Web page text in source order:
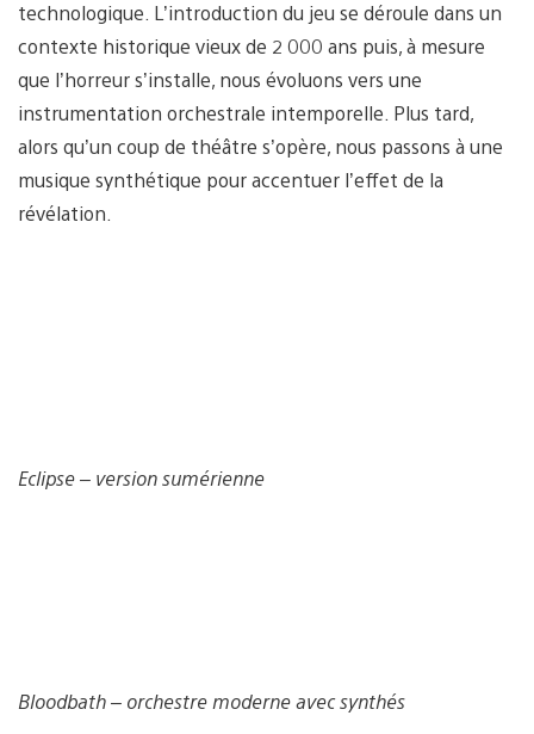
technologique. L’introduction du jeu se déroule dans un
contexte historique vieux de 2 000 ans puis, à mesure
que l’horreur s’installe, nous évoluons vers une
instrumentation orchestrale intemporelle. Plus tard,
alors qu’un coup de théâtre s’opère, nous passons à une
musique synthétique pour accentuer l’effet de la
révélation.
Eclipse – version sumérienne
Bloodbath – orchestre moderne avec synthés